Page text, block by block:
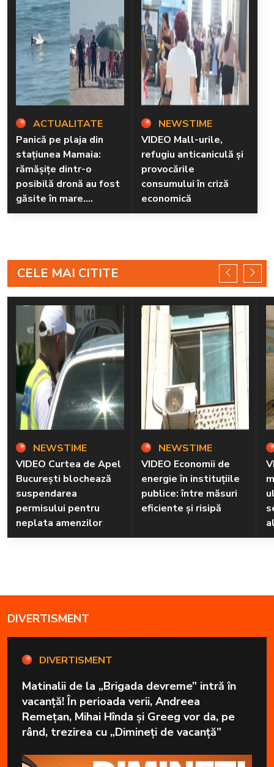
ACTUALITATE
Panică pe plaja din
stațiunea Mamaia:
rămăşiţe dintr-o
posibilă dronă au fost
găsite în mare.
Pompierii au izolat
NEWSTIME
VIDEO Mall-urile,
refugiu anticaniculă și
provocările
consumului în criză
economică
CELE MAI CITITE
NEWSTIME
VIDEO Curtea de Apel
București blochează
suspendarea
permisului pentru
neplata amenzilor
NEWSTIME
VIDEO Economii de
energie în instituțiile
publice: între măsuri
eficiente și risipă
DIVERTISMENT
DIVERTISMENT
Matinalii de la „Brigada devreme” intră în
vacanță! În perioada verii, Andreea
Remețan, Mihai Hînda și Greeg vor da, pe
rând, trezirea cu „Dimineți de vacanță”